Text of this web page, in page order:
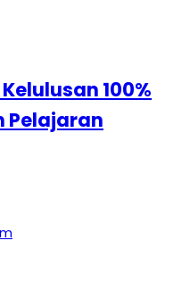
100%
Pelajaran